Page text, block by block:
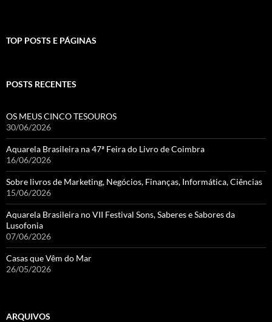
TOP POSTS E PÁGINAS
POSTS RECENTES
OS MEUS CINCO TESOUROS
30/06/2026
Aquarela Brasileira na 47ª Feira do Livro de Coimbra
16/06/2026
Sobre livros de Marketing, Negócios, Finanças, Informática, Ciências
15/06/2026
Aquarela Brasileira no VII Festival Sons, Saberes e Sabores da
Lusofonia
07/06/2026
Casas que Vêm do Mar
26/05/2026
ARQUIVOS